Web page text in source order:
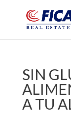
SIN
A TU